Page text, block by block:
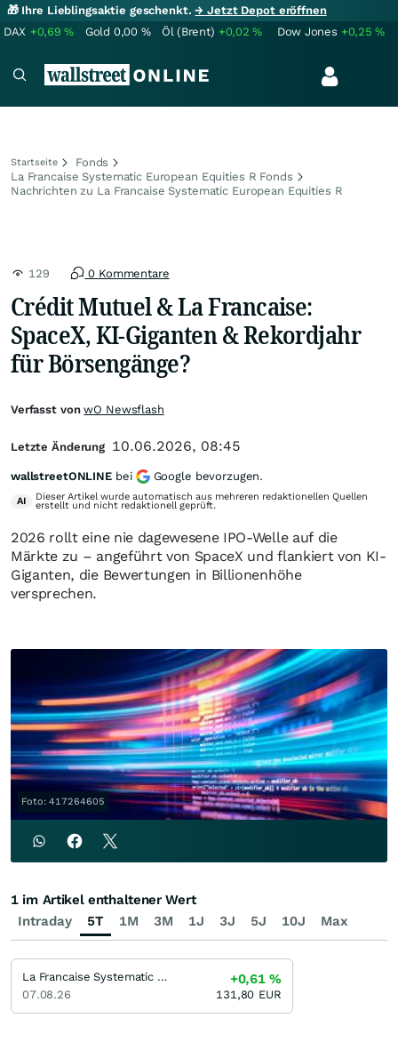
🎁 Ihre Lieblingsaktie geschenkt.→ Jetzt Depot eröffnen
DAX +0,69% Gold 0,00 % Öl (Brent) +0,02% Dow Jones +0,25%
Startseite
Fonds
La Francaise Systematic European Equities R Fonds
Nachrichten zu La Francaise Systematic European Equities R
129 0 Kommentare
Crédit Mutuel & La Francaise:
SpaceX, KI-Giganten & Rekordjahr
für Börsengänge?
2026 rollt eine nie dagewesene IPO-Welle auf die
Märkte zu – angeführt von SpaceX und flankiert von KI-
Giganten, die Bewertungen in Billionenhöhe
versprechen.
Foto: 417264605
Verfasst vonwO Newsflash
Letzte Änderung 10.06.2026, 08:45
wallstreetONLINE bei Google bevorzugen.
AI Dieser Artikel wurde automatisch aus mehreren redaktionellen Quellen
erstellt und nicht redaktionell geprüft.
Intraday 5T 1M 3M 1J 3J 5J 10J Max
1 im Artikel enthaltener Wert
La Francaise Systematic European Equities R
07.08.26
+0,61%
131,80 EUR